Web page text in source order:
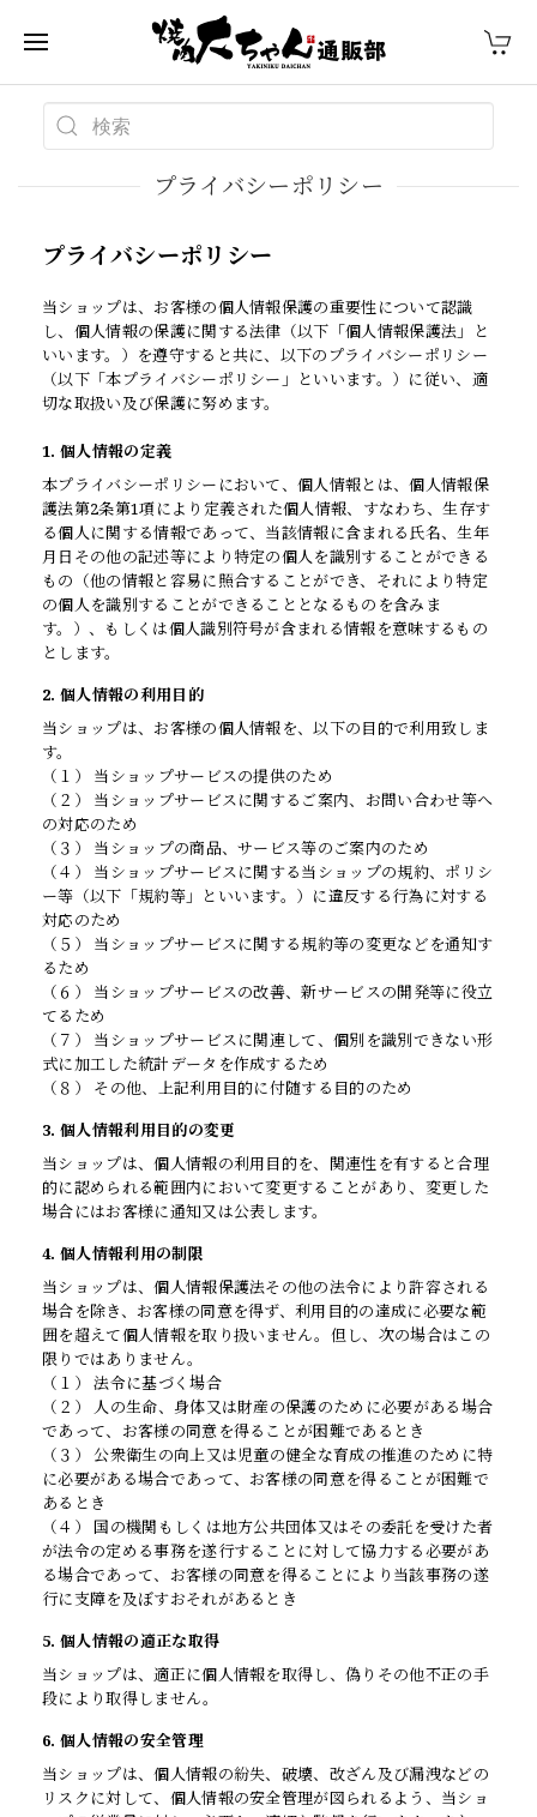
プライバシーポリシー
プライバシーポリシー
当ショップは、お客様の個人情報保護の重要性について認識
し、個人情報の保護に関する法律（以下「個人情報保護法」と
いいます。）を遵守すると共に、以下のプライバシーポリシー
（以下「本プライバシーポリシー」といいます。）に従い、適
切な取扱い及び保護に努めます。
1. 個人情報の定義
本プライバシーポリシーにおいて、個人情報とは、個人情報保
護法第2条第1項により定義された個人情報、すなわち、生存す
る個人に関する情報であって、当該情報に含まれる氏名、生年
月日その他の記述等により特定の個人を識別することができる
もの（他の情報と容易に照合することができ、それにより特定
の個人を識別することができることとなるものを含みま
す。）、もしくは個人識別符号が含まれる情報を意味するもの
とします。
2. 個人情報の利用目的
当ショップは、お客様の個人情報を、以下の目的で利用致しま
す。
（１） 当ショップサービスの提供のため
（２） 当ショップサービスに関するご案内、お問い合わせ等へ
の対応のため
（３） 当ショップの商品、サービス等のご案内のため
（４） 当ショップサービスに関する当ショップの規約、ポリシ
ー等（以下「規約等」といいます。）に違反する行為に対する
対応のため
（５） 当ショップサービスに関する規約等の変更などを通知す
るため
（６） 当ショップサービスの改善、新サービスの開発等に役立
てるため
（７） 当ショップサービスに関連して、個別を識別できない形
式に加工した統計データを作成するため
（８） その他、上記利用目的に付随する目的のため
3. 個人情報利用目的の変更
当ショップは、個人情報の利用目的を、関連性を有すると合理
的に認められる範囲内において変更することがあり、変更した
場合にはお客様に通知又は公表します。
4. 個人情報利用の制限
当ショップは、個人情報保護法その他の法令により許容される
場合を除き、お客様の同意を得ず、利用目的の達成に必要な範
囲を超えて個人情報を取り扱いません。但し、次の場合はこの
限りではありません。
（１） 法令に基づく場合
（２） 人の生命、身体又は財産の保護のために必要がある場合
であって、お客様の同意を得ることが困難であるとき
（３） 公衆衛生の向上又は児童の健全な育成の推進のために特
に必要がある場合であって、お客様の同意を得ることが困難で
あるとき
（４） 国の機関もしくは地方公共団体又はその委託を受けた者
が法令の定める事務を遂行することに対して協力する必要があ
る場合であって、お客様の同意を得ることにより当該事務の遂
行に支障を及ぼすおそれがあるとき
5. 個人情報の適正な取得
当ショップは、適正に個人情報を取得し、偽りその他不正の手
段により取得しません。
6. 個人情報の安全管理
当ショップは、個人情報の紛失、破壊、改ざん及び漏洩などの
リスクに対して、個人情報の安全管理が図られるよう、当ショ